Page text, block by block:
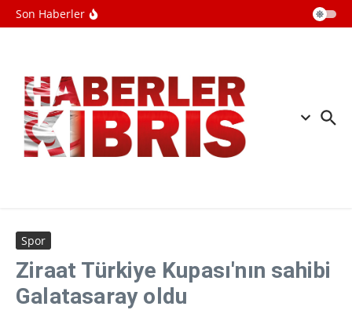
İçeriğe atla
Son Haberler
Adalet Bakanlığına Epstein davası
Spor
Ziraat Türkiye Kupası'nın sahibi
Galatasaray oldu